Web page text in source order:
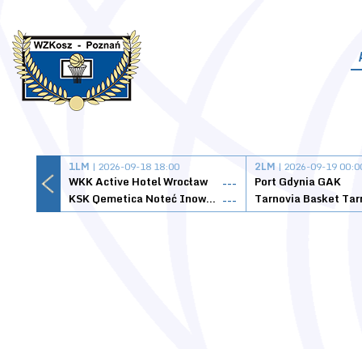
1LM | 2026-09-18 18:00
WKK Active Hotel Wrocław
---
KSK Qemetica Noteć Inowrocław ---
2LM | 2026-09-19
Port Gdynia GAK